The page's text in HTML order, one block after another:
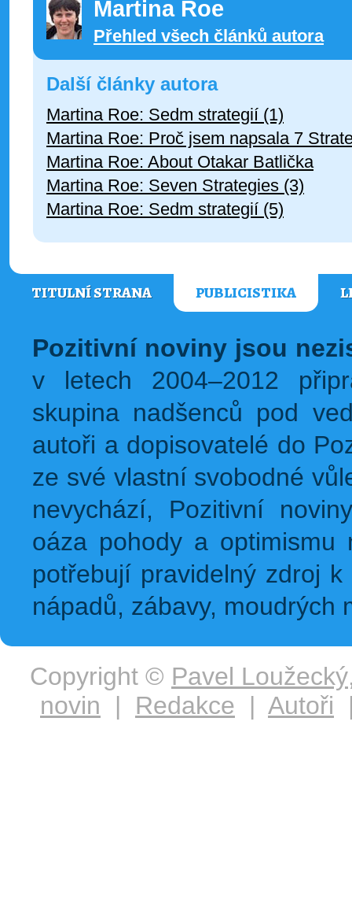
Martina Roe
Přehled všech článků autora
Další články autora
Martina Roe: Sedm strategií (1)
Martina Roe: Proč jsem napsala 7
Martina Roe: About Otakar Batlička
Martina Roe: Seven Strategies (3)
Martina Roe: Sedm strategií (5)
TITULNÍ STRANA PUBLICISTIKA
Pozitivní noviny jsou
v letech 2004–2012
skupina nadšenců pod
autoři a dopisovatelé do
ze své vlastní svobodné
nevychází, Pozitivní
oáza pohody a
potřebují pravidelný zdroj
nápadů, zábavy, moudrých
Copyright © Pavel Loužecký
novin | Redakce | Autoři